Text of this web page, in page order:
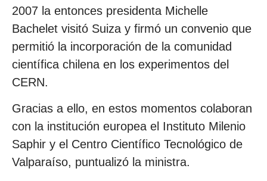
2007 la entonces presidenta Michelle
Bachelet visitó Suiza y firmó un convenio que
permitió la incorporación de la comunidad
científica chilena en los experimentos del
CERN.
Gracias a ello, en estos momentos colaboran
con la institución europea el Instituto Milenio
Saphir y el Centro Científico Tecnológico de
Valparaíso, puntualizó la ministra.